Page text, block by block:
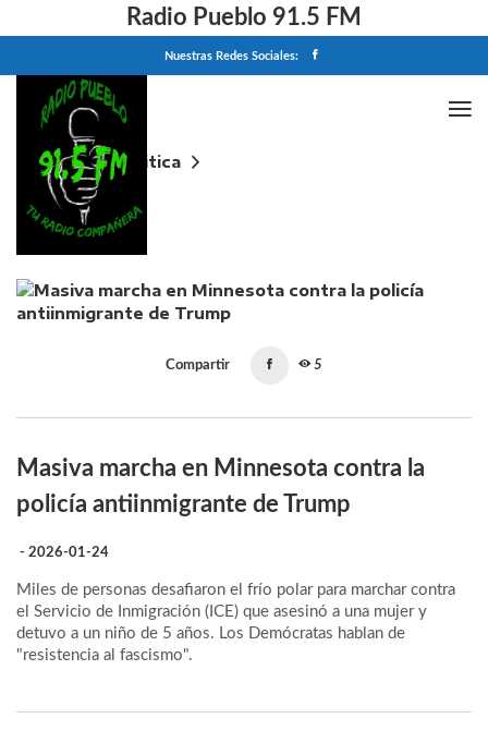
Radio Pueblo 91.5 FM
Nuestras Redes Sociales:
Home
Politica
Masiva marcha en Minnesota contra la policía
antiinmigrante de Trump
Compartir 5
Masiva marcha en Minnesota contra la
policía antiinmigrante de Trump
- 2026-01-24
Miles de personas desafiaron el frío polar para marchar contra
el Servicio de Inmigración (ICE) que asesinó a una mujer y
detuvo a un niño de 5 años. Los Demócratas hablan de
"resistencia al fascismo".